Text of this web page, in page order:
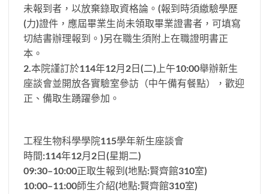
未報到者，以放棄錄取資格論。(報到時須繳驗學歷
(力)證件，應屆畢業生尚未領取畢業證書者，可填寫
切結書辦理報到。)另在職生須附上在職證明書正
本。
2.本院謹訂於114年12月2日(二)上午10:00舉辦新生
座談會並開放各實驗室參訪（中午備有餐點），歡迎
正、備取生踴躍參加。
工程生物科學學院115學年新生座談會
時間:114年12月2日(星期二)
09:30–10:00正取生報到(地點:賢齊館310室)
10:00–11:00師生介紹(地點:賢齊館310室)